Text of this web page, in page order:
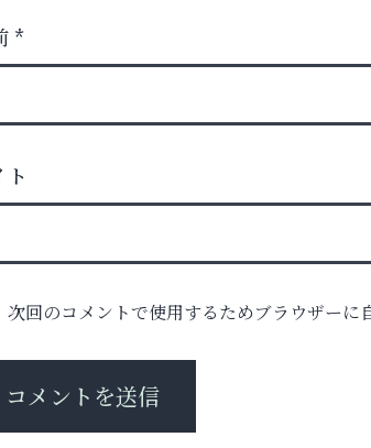
のお手入れから遺品整理まで
SPIRAL（ワイスパイラル）
*
ト
次回のコメントで使用するためブラウザーに